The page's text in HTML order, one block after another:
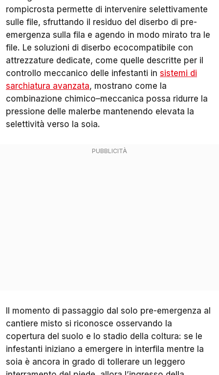
rompicrosta permette di intervenire selettivamente
sulle file, sfruttando il residuo del diserbo di pre-
emergenza sulla fila e agendo in modo mirato tra le
file. Le soluzioni di diserbo ecocompatibile con
attrezzature dedicate, come quelle descritte per il
controllo meccanico delle infestanti in sistemi di
sarchiatura avanzata, mostrano come la
combinazione chimico–meccanica possa ridurre la
pressione delle malerbe mantenendo elevata la
selettività verso la soia.
Il momento di passaggio dal solo pre-emergenza al
cantiere misto si riconosce osservando la
copertura del suolo e lo stadio della coltura: se le
infestanti iniziano a emergere in interfila mentre la
soia è ancora in grado di tollerare un leggero